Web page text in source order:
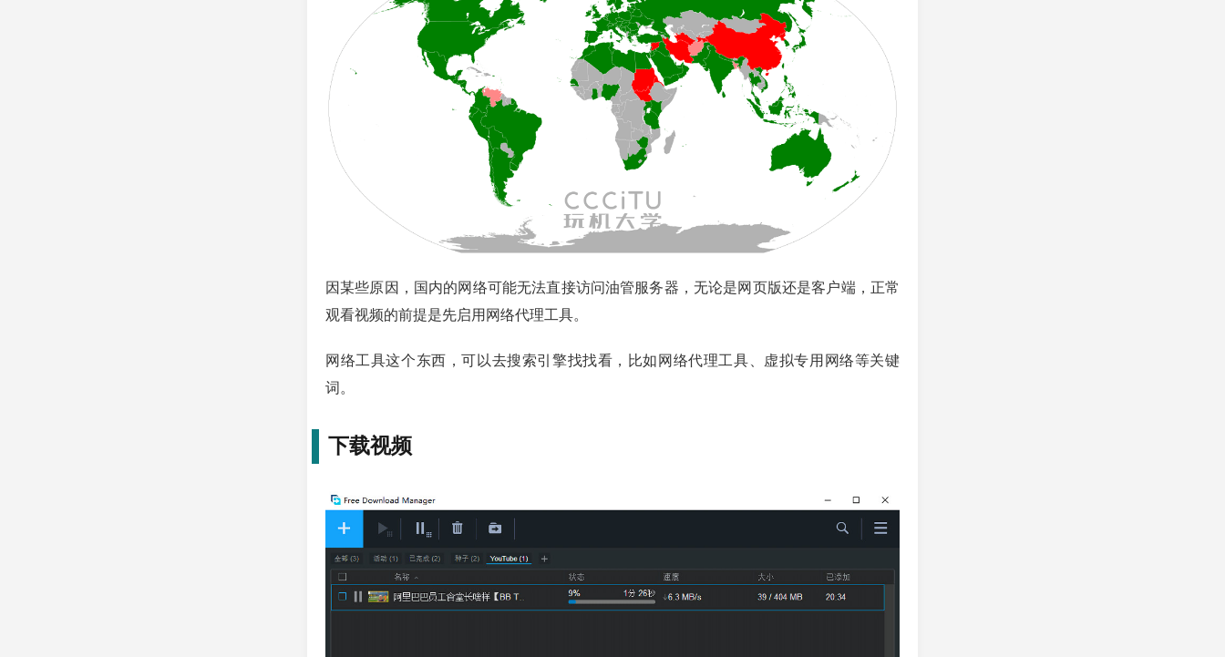
因某些原因，国内的网络可能无法直接访问油管服务器，无论是网页版还是客户端，正常
观看视频的前提是先启用网络代理工具。
网络工具这个东西，可以去搜索引擎找找看，比如网络代理工具、虚拟专用网络等关键
词。
下载视频